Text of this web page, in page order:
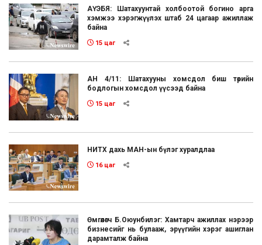
АҮЭБЯ: Шатахуунтай холбоотой богино арга
хэмжээ хэрэгжүүлэх штаб 24 цагаар ажиллаж
байна
15 цаг
АН 4/11: Шатахууны хомсдол биш төрийн
бодлогын хомсдол үүсээд байна
15 цаг
НИТХ дахь МАН-ын бүлэг хуралдлаа
16 цаг
Өмгөөлөгч Б.Оюунбилэг: Хамтарч ажиллах нэрээр
бизнесийг нь булааж, эрүүгийн хэрэг ашиглан
дарамталж байна